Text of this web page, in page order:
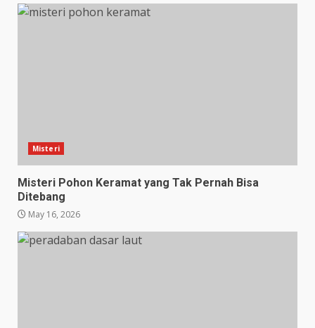
Misteri
Misteri Pohon Keramat yang Tak Pernah Bisa
Ditebang
May 16, 2026